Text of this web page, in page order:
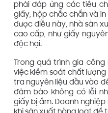
phải đáp ứng các tiêu
giấy, hộp chắc chắn và
được điều này, nhà sản
cao cấp, như giấy
độc hại.
Trong quá trình gia
việc kiểm soát chất lượng
tra nguyên liệu đầu vào
đảm bảo không có lỗi
giấy bị ẩm. Doanh